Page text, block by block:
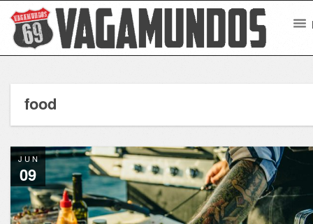
food
JUN
09